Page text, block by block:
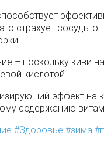
страхует сосуды
– поскольку киви
кислотой.
эффект на
содержанию
Здоровье зима